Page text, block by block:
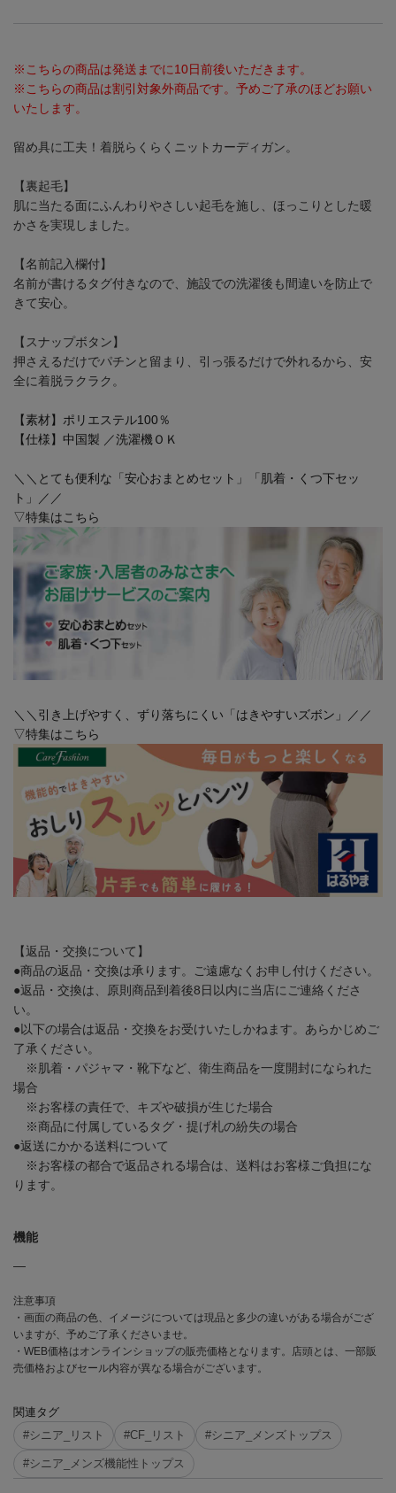
※こちらの商品は発送までに10日前後いただきます。
※こちらの商品は割引対象外商品です。予めご了承のほどお願い
いたします。
留め具に工夫！着脱らくらくニットカーディガン。
【裏起毛】
肌に当たる面にふんわりやさしい起毛を施し、ほっこりとした暖
かさを実現しました。
【名前記入欄付】
名前が書けるタグ付きなので、施設での洗濯後も間違いを防止で
きて安心。
【スナップボタン】
押さえるだけでパチンと留まり、引っ張るだけで外れるから、安
全に着脱ラクラク。
【素材】ポリエステル100％
【仕様】中国製 ／洗濯機ＯＫ
＼＼とても便利な「安心おまとめセット」「肌着・くつ下セッ
ト」／／
▽特集はこちら
＼＼引き上げやすく、ずり落ちにくい「はきやすいズボン」／／
▽特集はこちら
【返品・交換について】
●商品の返品・交換は承ります。ご遠慮なくお申し付けください。
●返品・交換は、原則商品到着後8日以内に当店にご連絡くださ
い。
●以下の場合は返品・交換をお受けいたしかねます。あらかじめご
了承ください。
※肌着・パジャマ・靴下など、衛生商品を一度開封になられた
場合
※お客様の責任で、キズや破損が生じた場合
※商品に付属しているタグ・提げ札の紛失の場合
●返送にかかる送料について
※お客様の都合で返品される場合は、送料はお客様ご負担にな
ります。
機能
―
注意事項
・画面の商品の色、イメージについては現品と多少の違いがある場合がござ
いますが、予めご了承くださいませ。
・WEB価格はオンラインショップの販売価格となります。店頭とは、一部販
売価格およびセール内容が異なる場合がございます。
関連タグ
#シニア_リスト
#CF_リスト #シニア_メンズトップス
#シニア_メンズ機能性トップス